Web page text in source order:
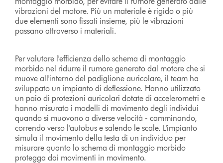
vibrazioni del motore. Più un materiale è rigido o più
due elementi sono fissati insieme, più le vibrazioni
passano attraverso i materiali.
Per valutare l'efficienza dello schema di montaggio
morbido nel ridurre il rumore generato dal motore che si
muove all'interno del padiglione auricolare, il team ha
sviluppato un impianto di deflessione. Hanno utilizzato
un paio di protezioni auricolari dotate di accelerometri e
hanno misurato i modelli di movimento degli individui
quando si muovono a diverse velocità - camminando,
correndo verso l'autobus e salendo le scale. L'impianto
simula il movimento della testa di un individuo per
misurare quanto lo schema di montaggio morbido
protegga dai movimenti in movimento.